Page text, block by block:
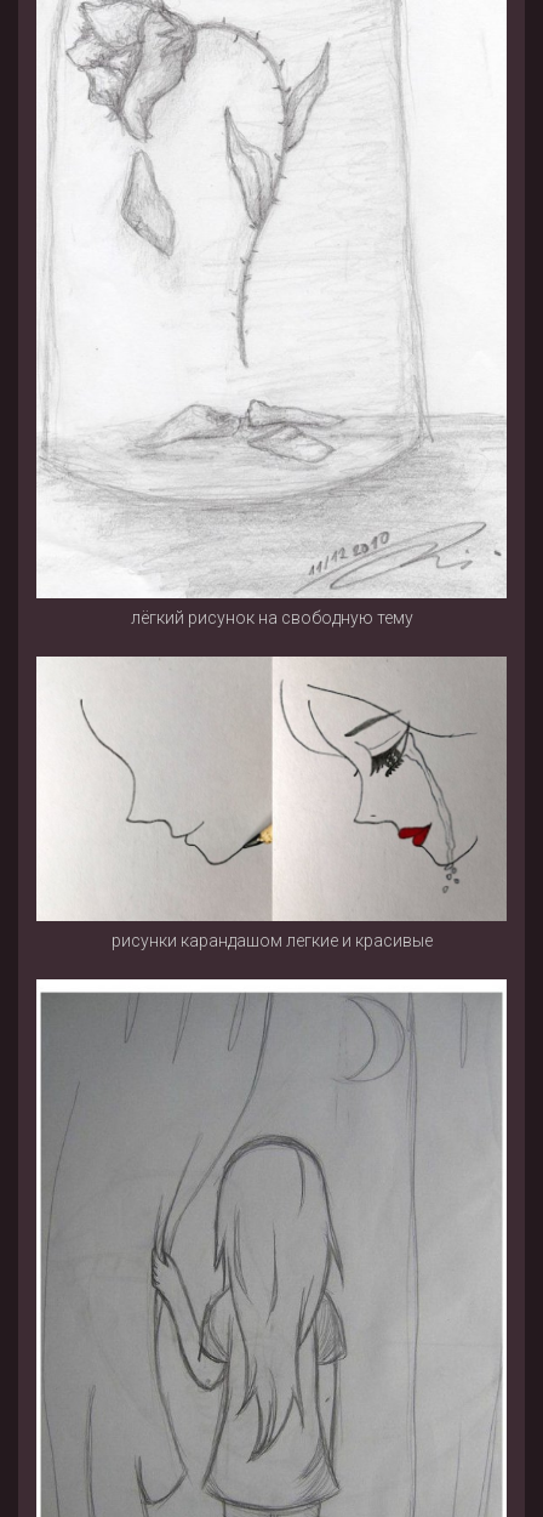
лëгкий рисунок на свободную тему
рисунки карандашом легкие и красивые